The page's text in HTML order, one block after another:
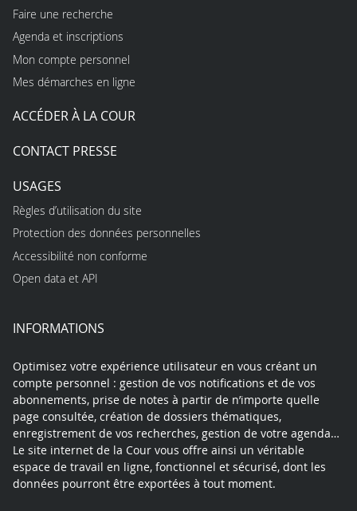
Faire une recherche
Agenda et inscriptions
Mon compte personnel
Mes démarches en ligne
ACCÉDER À LA COUR
CONTACT PRESSE
USAGES
Règles d’utilisation du site
Protection des données personnelles
Accessibilité non conforme
Open data et API
INFORMATIONS
Optimisez votre expérience utilisateur en vous créant un
compte personnel : gestion de vos notifications et de vos
abonnements, prise de notes à partir de n’importe quelle
page consultée, création de dossiers thématiques,
enregistrement de vos recherches, gestion de votre agenda…
Le site internet de la Cour vous offre ainsi un véritable
espace de travail en ligne, fonctionnel et sécurisé, dont les
données pourront être exportées à tout moment.